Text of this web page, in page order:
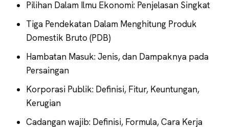
Pilihan Dalam Ilmu Ekonomi: Penjelasan Singkat
Tiga Pendekatan Dalam Menghitung Produk
Domestik Bruto (PDB)
Hambatan Masuk: Jenis, dan Dampaknya pada
Persaingan
Korporasi Publik: Definisi, Fitur, Keuntungan,
Kerugian
Cadangan wajib: Definisi, Formula, Cara Kerja